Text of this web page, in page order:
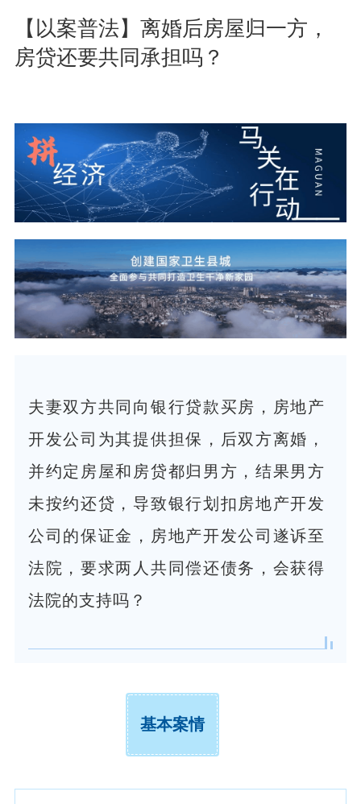
【以案普法】离婚后房屋归一方，
房贷还要共同承担吗？
夫妻双方共同向银行贷款买房，房地产
开发公司为其提供担保，后双方离婚，
并约定房屋和房贷都归男方，结果男方
未按约还贷，导致银行划扣房地产开发
公司的保证金，房地产开发公司遂诉至
法院，要求两人共同偿还债务，会获得
法院的支持吗？
基本案情